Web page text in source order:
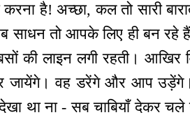
करना है! अच्छा, कल तो सारी
साधन तो आपके लिए ही बन रहे
की लाइन लगी रहती। आखिर
वह डरेंगे और आप
था ना - सब चाबियाँ देकर